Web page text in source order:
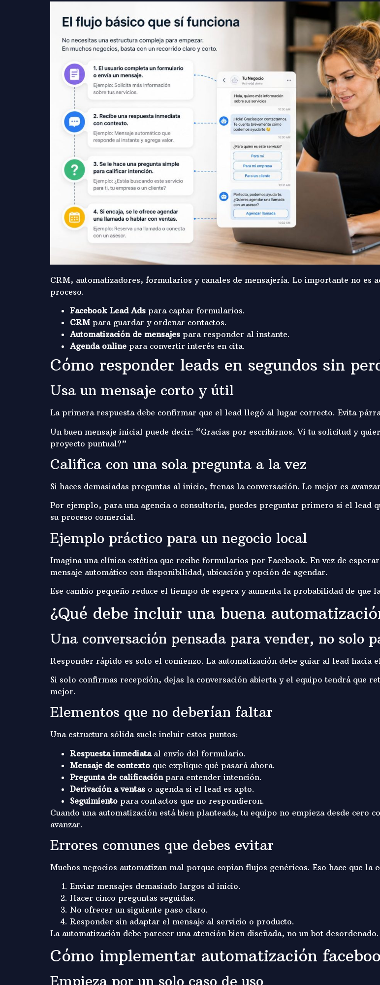
CRM, automatizadores, formularios y canales de mensajería. Lo importante no es
proceso.
Facebook Lead Ads para captar formularios.
CRM para guardar y ordenar contactos.
Automatización de mensajes para responder al instante.
Agenda online para convertir interés en cita.
Cómo responder leads en segundos sin
Usa un mensaje corto y útil
La primera respuesta debe confirmar que el lead llegó al lugar correcto. Evita
Un buen mensaje inicial puede decir: “Gracias por escribirnos. Vi tu solicitud y
proyecto puntual?”
Califica con una sola pregunta a la vez
Si haces demasiadas preguntas al inicio, frenas la conversación. Lo mejor es
Por ejemplo, para una agencia o consultoría, puedes preguntar primero si el lead
su proceso comercial.
Ejemplo práctico para un negocio local
Imagina una clínica estética que recibe formularios por Facebook. En vez de
mensaje automático con disponibilidad, ubicación y opción de agendar.
Ese cambio pequeño reduce el tiempo de espera y aumenta la probabilidad de que
¿Qué debe incluir una buena
Una conversación pensada para vender, no solo
Responder rápido es solo el comienzo. La automatización debe guiar al lead hacia
Si solo confirmas recepción, dejas la conversación abierta y el equipo tendrá que
mejor.
Elementos que no deberían faltar
Una estructura sólida suele incluir estos puntos:
Respuesta inmediataal envío del formulario.
Mensaje de contexto que explique qué pasará ahora.
Pregunta de calificaciónpara entender intención.
Derivación a ventas o agenda si el lead es apto.
Seguimiento para contactos que no respondieron.
Cuando una automatización está bien planteada, tu equipo no empieza desde cero
avanzar.
Errores comunes que debes evitar
Muchos negocios automatizan mal porque copian flujos genéricos. Eso hace que la
Enviar mensajes demasiado largos al inicio.
Hacer cinco preguntas seguidas.
No ofrecer un siguiente paso claro.
Responder sin adaptar el mensaje al servicio o producto.
La automatización debe parecer una atención bien diseñada, no un bot desordenado.
Cómo implementar automatización
Empieza por un solo caso de uso